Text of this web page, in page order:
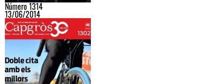
Número 1314
13/06/2014